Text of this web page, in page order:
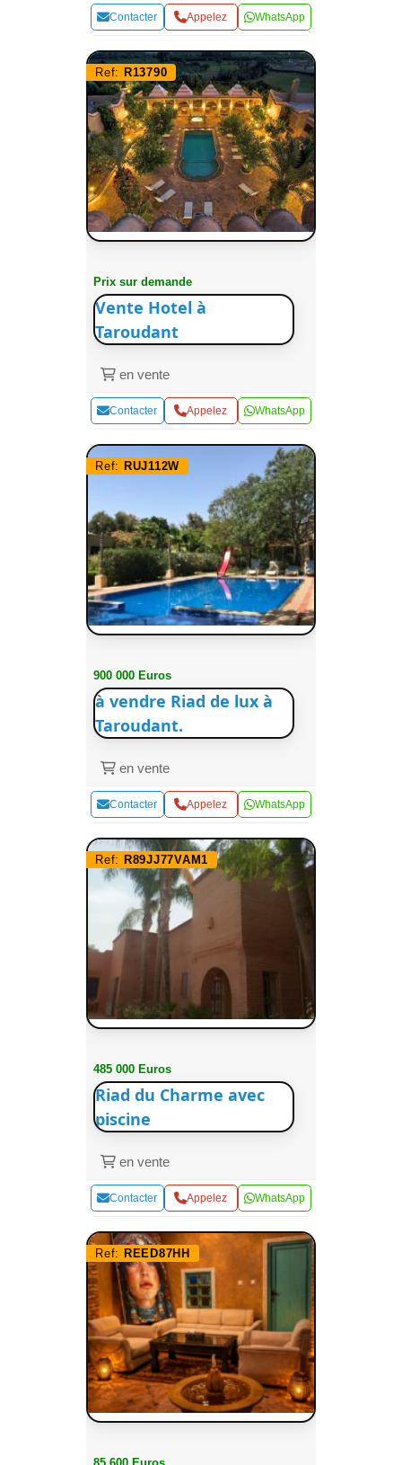
Contacter Appelez WhatsApp
Ref: R13790
Prix sur demande
Vente Hotel à
Taroudant
en vente
Contacter Appelez WhatsApp
Ref: RUJ112W
900 000 Euros
à vendre Riad de lux à
Taroudant.
en vente
Contacter Appelez WhatsApp
Ref: R89JJ77VAM1
485 000 Euros
Riad du Charme avec
piscine
en vente
Contacter Appelez WhatsApp
Ref: REED87HH